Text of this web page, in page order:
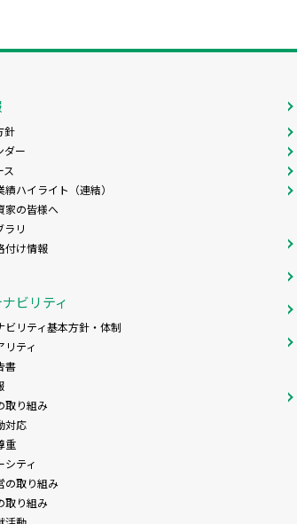
針
ダー
ス
績ハイライト（連結）
家の皆様へ
ラリ
付け情報
ビリティ
ビリティ基本方針・体制
リティ
書
取り組み
対応
重
シティ
の取り組み
取り組み